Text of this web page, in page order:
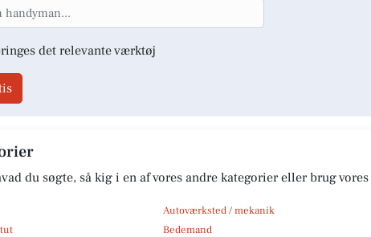
det relevante værktøj
du søgte, så kig i en af vores andre kategorier eller brug vores
Autoværksted / mekanik
Bedemand